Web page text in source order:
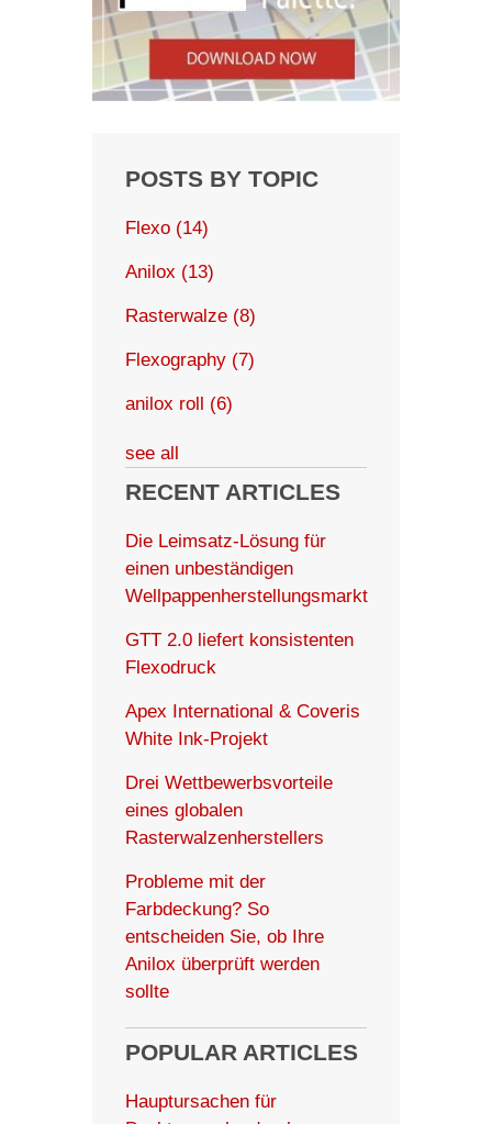
POSTS BY TOPIC
Flexo (14)
Anilox (13)
Rasterwalze (8)
Flexography (7)
anilox roll (6)
see all
RECENT ARTICLES
Die Leimsatz-Lösung für
einen unbeständigen
Wellpappenherstellungsmarkt
GTT 2.0 liefert konsistenten
Flexodruck
Apex International & Coveris
White Ink-Projekt
Drei Wettbewerbsvorteile
eines globalen
Rasterwalzenherstellers
Probleme mit der
Farbdeckung? So
entscheiden Sie, ob Ihre
Anilox überprüft werden
sollte
POPULAR ARTICLES
Hauptursachen für